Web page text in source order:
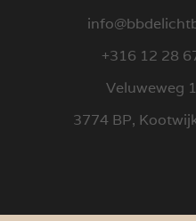
+316 12 28
Veluweweg
3774 BP,